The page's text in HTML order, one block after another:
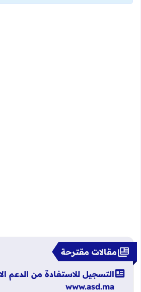
مقالات مقترحة
التسجيل للاستفادة من الدعم
www.asd.ma